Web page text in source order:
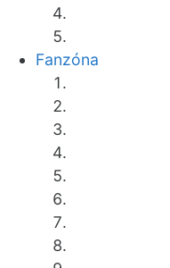
Fanzóna